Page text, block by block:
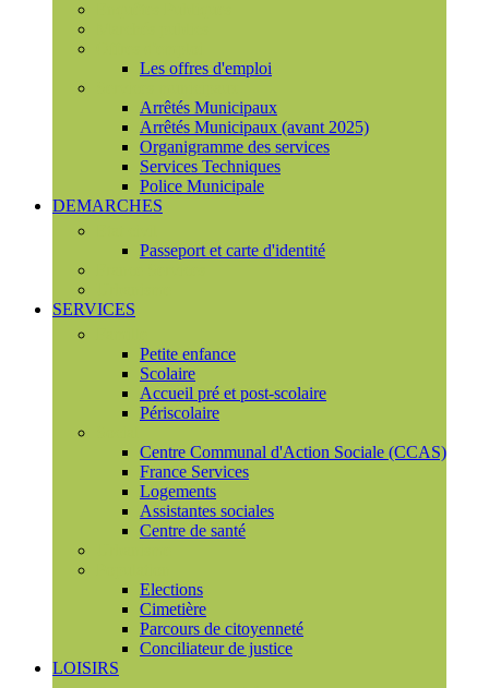
Les offres d'emploi
Arrêtés Municipaux
Arrêtés Municipaux (avant 2025)
Organigramme des services
Services Techniques
Police Municipale
DEMARCHES
Passeport et carte d'identité
SERVICES
Petite enfance
Scolaire
Accueil pré et post-scolaire
Périscolaire
Centre Communal d'Action Sociale (CCAS)
France Services
Logements
Assistantes sociales
Centre de santé
Elections
Cimetière
Parcours de citoyenneté
Conciliateur de justice
LOISIRS